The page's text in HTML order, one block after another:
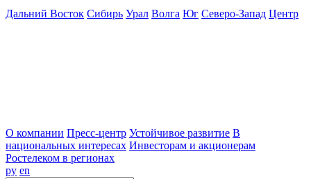
Дальний Восток Сибирь Урал Волга Юг Северо-Запад Центр
О компании Пресс-центр Устойчивое развитие В
национальных интересах Инвесторам и акционерам
Ростелеком в регионах
ру en